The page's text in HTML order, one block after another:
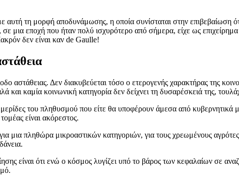
τη μορφή αποδυνάμωσης, η οποία συνίσταται στην επιβεβαίωση
σε μια εποχή που ήταν πολύ ισχυρότερο από σήμερα, είχε ως
δεν είναι καν de Gaulle!
αστάθειας. Δεν διακυβεύεται τόσο ο ετερογενής χαρακτήρας της
καμία κοινωνική κατηγορία δεν δείχνει τη δυσαρέσκειά της,
του πληθυσμού που είτε θα υποφέρουν άμεσα από
είναι ακόρεστος.
μια πληθώρα μικροαστικών κατηγοριών, για τους χρεωμένους αγρότες,
είναι ότι ενώ ο κόσμος λυγίζει υπό το βάρος των κεφαλαίων σε